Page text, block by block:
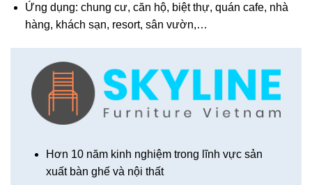
Ứng dụng: chung cư, căn hộ, biệt thự, quán cafe, nhà
hàng, khách sạn, resort, sân vườn,…
Hơn 10 năm kinh nghiệm trong lĩnh vực sản
xuất bàn ghế và nội thất